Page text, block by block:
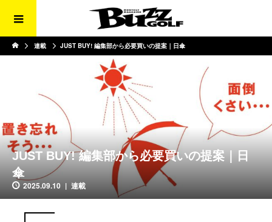
連載 JUST BUY! 編集部から必要買いの提案｜日傘
JUST BUY! 編集部から必要買いの提案｜日
傘
2025.09.10 連載